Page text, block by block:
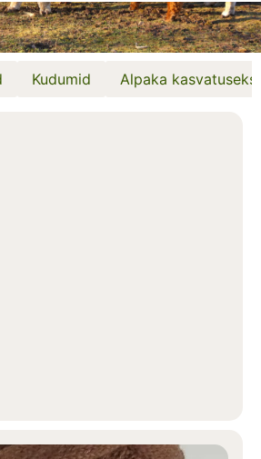
Kudumid Alpaka kasvatuseks